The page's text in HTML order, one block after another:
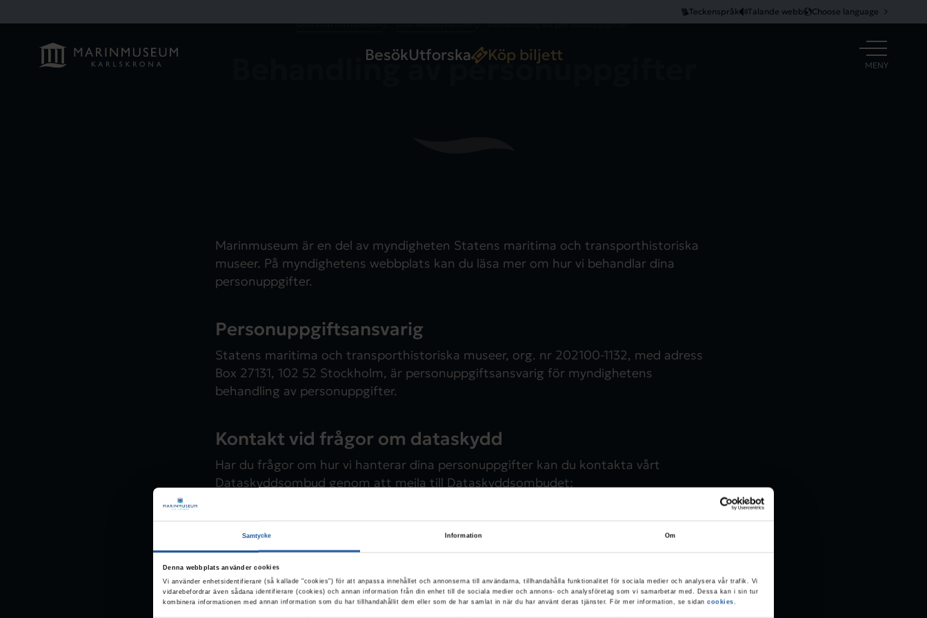
Samtycke Information Om
Denna webbplats använder cookies
Vi använder enhetsidentifierare (så kallade "cookies") för att anpassa innehållet och annonserna till användarna, tillhandahålla funktionalitet för sociala medier och analysera vår trafik. Vi
vidarebefordrar även sådana identifierare (cookies) och annan information från din enhet till de sociala medier och annons- och analysföretag som vi samarbetar med. Dessa kan i sin tur
kombinera informationen med annan information som du har tillhandahållit dem eller som de har samlat in när du har använt deras tjänster. För mer information, se sidancookies .
Teckenspråk Talande webb Choose language
BesökUtforska Köp biljett ÖPPNA
MENY
Om Marinmuseum Om webbplatsen Behandling av personuppgifter
Behandling av personuppgifter
Marinmuseum är en del av myndigheten Statens maritima och transporthistoriska
museer. På myndighetens webbplats kan du läsa mer om hur vi behandlar dina
personuppgifter.
Personuppgiftsansvarig
Statens maritima och transporthistoriska museer, org. nr 202100-1132, med adress
Box 27131, 102 52 Stockholm, är personuppgiftsansvarig för myndighetens
behandling av personuppgifter.
Kontakt vid frågor om dataskydd
Har du frågor om hur vi hanterar dina personuppgifter kan du kontakta vårt
Dataskyddsombud genom att mejla till Dataskyddsombudet:
E-post: dataskyddsombud@smtm.se
Så behandlar vi dina personuppgifter (extern länk)